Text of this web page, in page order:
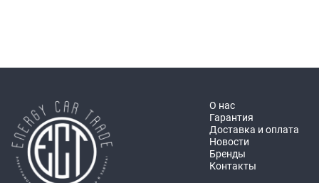
О нас
Гарантия
Доставка и оплата
Новости
Бренды
Контакты